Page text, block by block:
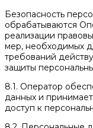
Безопасность
обрабатываются
реализации
мер, необходимых
требований
защиты
8.1. Оператор
данных и
доступ к